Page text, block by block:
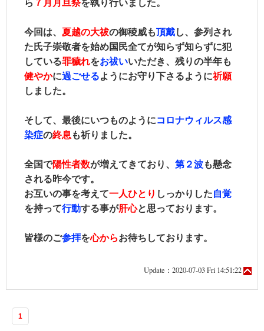
ら ７月月旦祭を執り行いました。
今回は、 夏越の大祓の御稜威も頂戴し、参列され
た氏子崇敬者を始め国民全てが知らず知らずに犯
している罪穢󠄀れをお祓いいただき、残りの半年も
健やかに過ごせるようにお守り下さるように祈願
しました。
そして、最後にいつものようにコロナウィルス感
染症の終息 も祈りました。
全国で陽性者数が増えてきており、 第２波も懸念
される昨今です。
お互いの事を考えて一人ひとり しっかりした自覚
を持って行動する事が肝心と思っております。
皆様のご参拝を心からお待ちしております。
Update：2020-07-03 Fri 14:51:22
1